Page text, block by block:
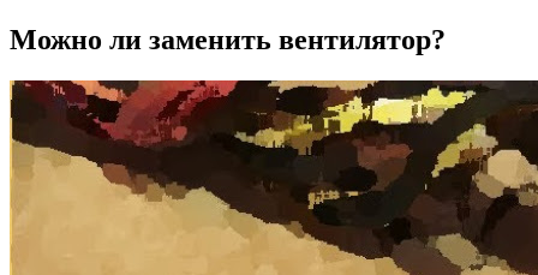
Можно ли заменить вентилятор?